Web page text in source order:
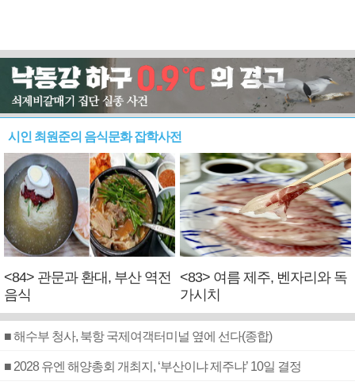
시인 최원준의 음식문화 잡학사전
<84> 관문과 환대, 부산 역전
음식
<83> 여름 제주, 벤자리와 독
가시치
■ 해수부 청사, 북항 국제여객터미널 옆에 선다(종합)
■ 2028 유엔 해양총회 개최지, ‘부산이냐 제주냐’ 10일 결정